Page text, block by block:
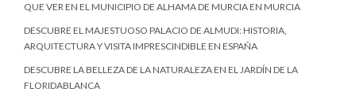
QUE VER EN EL MUNICIPIO DE ALHAMA DE MURCIA EN MURCIA
DESCUBRE EL MAJESTUOSO PALACIO DE ALMUDI: HISTORIA,
ARQUITECTURA Y VISITA IMPRESCINDIBLE EN ESPAÑA
DESCUBRE LA BELLEZA DE LA NATURALEZA EN EL JARDÍN DE LA
FLORIDABLANCA